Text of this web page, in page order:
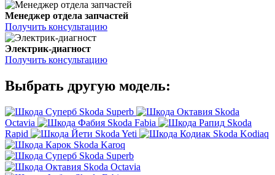
Менеджер отдела запчастей
Получить консультацию
Электрик-диагност
Получить консультацию
Выбрать другую модель:
Skoda Superb
Skoda
Octavia
Skoda Fabia
Skoda
Rapid
Skoda Yeti
Skoda Kodiaq
Skoda Karoq
Skoda Superb
Skoda Octavia